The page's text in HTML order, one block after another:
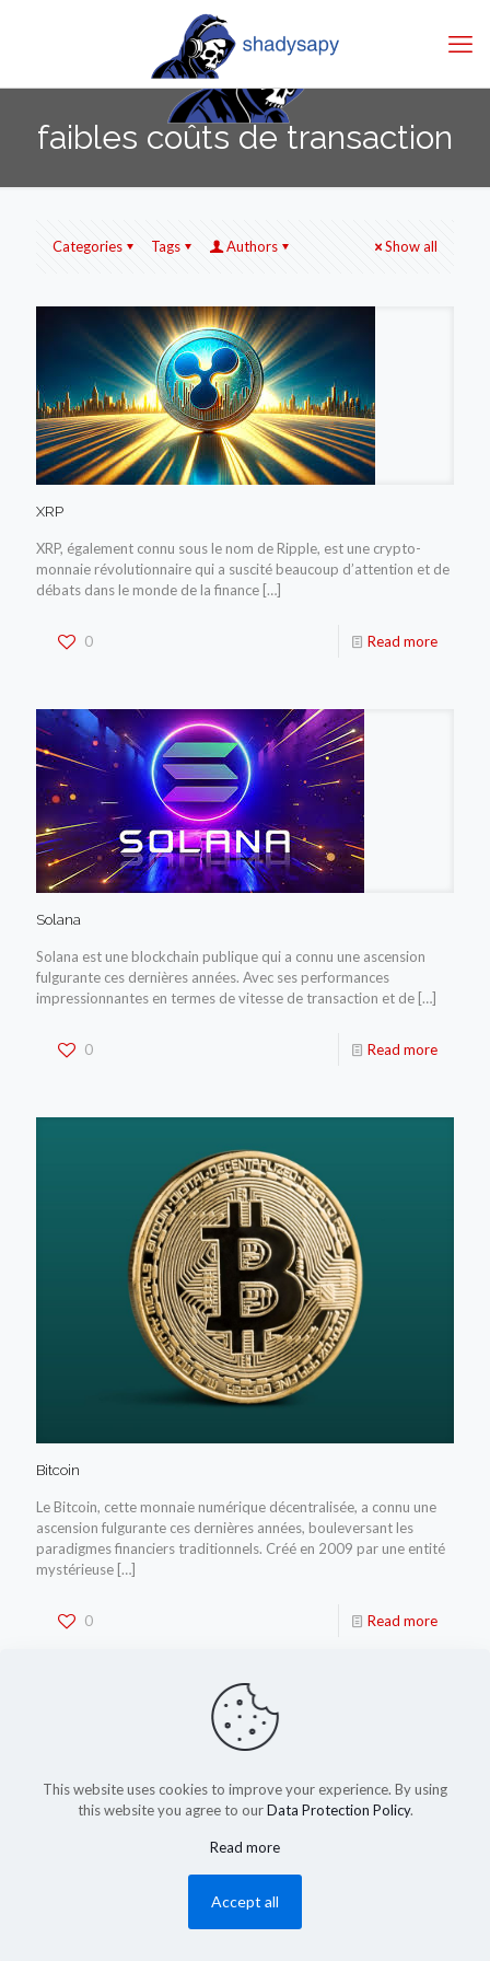
faibles coûts de transaction
Categories Tags Authors Show all
XRP
XRP, également connu sous le nom de Ripple, est une crypto-
monnaie révolutionnaire qui a suscité beaucoup d’attention et de
débats dans le monde de la finance […]
0 Read more
Solana
Solana est une blockchain publique qui a connu une ascension
fulgurante ces dernières années. Avec ses performances
impressionnantes en termes de vitesse de transaction et de […]
0 Read more
Bitcoin
Le Bitcoin, cette monnaie numérique décentralisée, a connu une
ascension fulgurante ces dernières années, bouleversant les
paradigmes financiers traditionnels. Créé en 2009 par une entité
mystérieuse […]
0 Read more
This website uses cookies to improve your experience. By using
this website you agree to ourData Protection Policy.
Read more
Accept all